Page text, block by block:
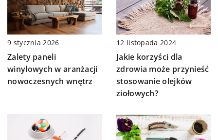
9 stycznia 2026
Zalety paneli
winylowych w aranżacji
nowoczesnych wnętrz
12 listopada 2024
Jakie korzyści dla
zdrowia może przynieść
stosowanie olejków
ziołowych?